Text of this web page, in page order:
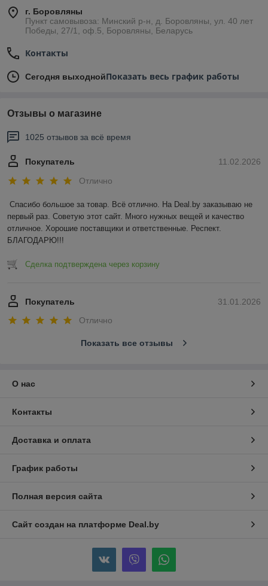
г. Боровляны
Пункт самовывоза: Минский р-н, д. Боровляны, ул. 40 лет
Победы, 27/1, оф.5, Боровляны, Беларусь
Контакты
Сегодня выходнойПоказать весь график работы
Отзывы о магазине
1025 отзывов за всё время
11.02.2026
Покупатель
Отлично
Спасибо большое за товар. Всё отлично. На Deal.by заказываю не
первый раз. Советую этот сайт. Много нужных вещей и качество
отличное. Хорошие поставщики и ответственные. Респект.
БЛАГОДАРЮ!!!
Сделка подтверждена через корзину
31.01.2026
Покупатель
Отлично
Показать все отзывы
О нас
Контакты
Доставка и оплата
График работы
Полная версия сайта
Сайт создан на платформе Deal.by